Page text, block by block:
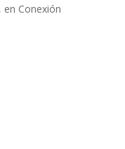
Conexión